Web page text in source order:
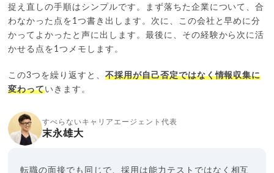
捉え直しの手順はシンプルです。まず落ちた企業について、合
わなかった点を1つ書き出します。次に、この会社と早めに分
かってよかったと声に出します。最後に、その経験から次に活
かせる点を1つメモします。
この3つを繰り返すと、 不採用が自己否定ではなく情報収集に
変わっていきます。
すべらないキャリアエージェント代表
末永雄大
転職の面接でも同じで、採用は能力テストではなく相互